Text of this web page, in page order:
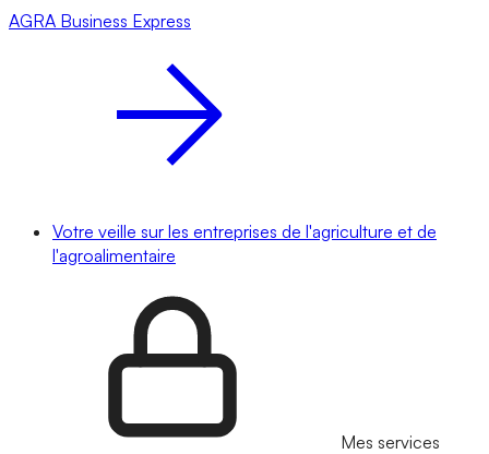
AGRA Business Express
Votre veille sur les entreprises de l'agriculture et de
l'agroalimentaire
Mes services